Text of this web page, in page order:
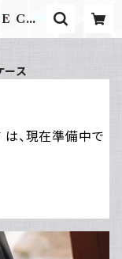
CRA
ース
、現在準備中で